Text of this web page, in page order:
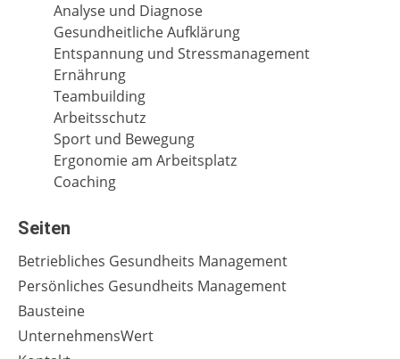
Analyse und Diagnose
Gesundheitliche Aufklärung
Entspannung und Stressmanagement
Ernährung
Teambuilding
Arbeitsschutz
Sport und Bewegung
Ergonomie am Arbeitsplatz
Coaching
Seiten
Betriebliches Gesundheits Management
Persönliches Gesundheits Management
Bausteine
UnternehmensWert